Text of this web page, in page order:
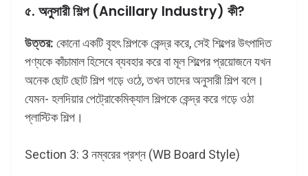
৫. অনুসারী শিল্প (Ancillary Industry) কী?
উত্তর: কোনো একটি বৃহৎ শিল্পকে কেন্দ্র করে, সেই শিল্পের উৎপাদিত
পণ্যকে কাঁচামাল হিসেবে ব্যবহার করে বা মূল শিল্পের প্রয়োজনে যখন
অনেক ছোট ছোট শিল্প গড়ে ওঠে, তখন তাদের অনুসারী শিল্প বলে।
যেমন- হলদিয়ার পেট্রোকেমিক্যাল শিল্পকে কেন্দ্র করে গড়ে ওঠা
প্লাস্টিক শিল্প।
Section 3: 3 নম্বরের প্রশ্ন (WB Board Style)